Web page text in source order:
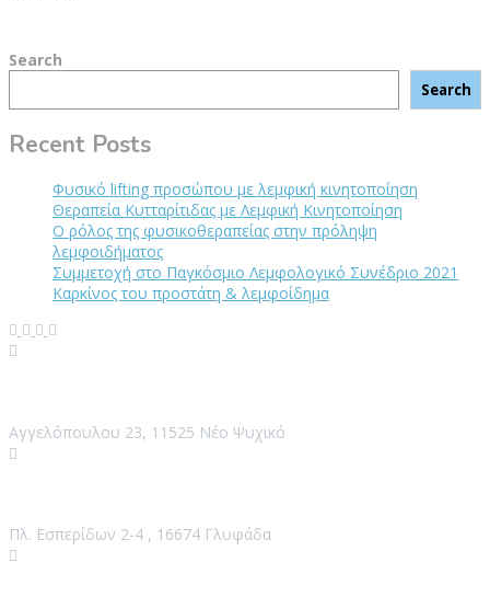
Search
Search
Recent Posts
Φυσικό lifting προσώπου με λεμφική κινητοποίηση
Θεραπεία Κυτταρίτιδας με Λεμφική Κινητοποίηση
Ο ρόλος της φυσικοθεραπείας στην πρόληψη
λεμφοιδήματος
Συμμετοχή στο Παγκόσμιο Λεμφολογικό Συνέδριο 2021
Καρκίνος του προστάτη & λεμφοίδημα
Αγγελόπουλου 23, 11525 Νέο Ψυχικό
Πλ. Εσπερίδων 2-4 , 16674 Γλυφάδα